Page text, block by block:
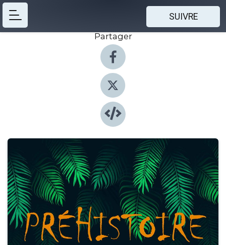
SUIVRE
Partager